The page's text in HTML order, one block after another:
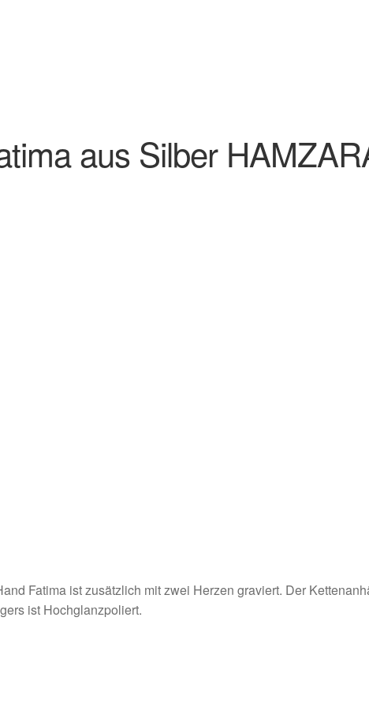
aus Silber
Fatima ist zusätzlich mit zwei Herzen graviert. Der
ist Hochglanzpoliert.